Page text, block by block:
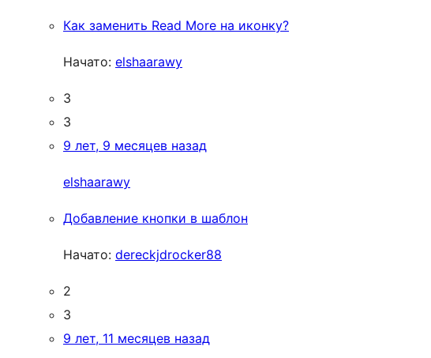
Как заменить Read More на иконку?
Начато: elshaarawy
3
3
9 лет, 9 месяцев назад
elshaarawy
Добавление кнопки в шаблон
Начато: dereckjdrocker88
2
3
9 лет, 11 месяцев назад